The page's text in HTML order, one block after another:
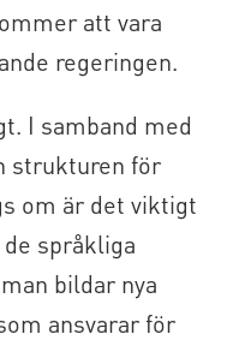
att vara
regeringen.
I samband med
strukturen för
om är det viktigt
språkliga
bildar nya
ansvarar för